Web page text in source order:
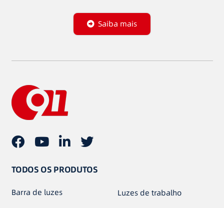
Saiba mais
TODOS OS PRODUTOS
Barra de luzes Luzes de trabalho